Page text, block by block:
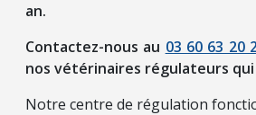
an.
Contactez-nous au 03 60 63 20
nos vétérinaires régulateurs
Notre centre de régulation